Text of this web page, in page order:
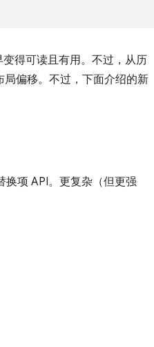
得可读且有用。不过，从历
偏移。不过，下面介绍的新
换项 API。更复杂（但更强